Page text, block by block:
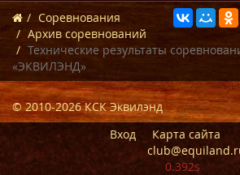
Cоревнования
Архив соревнований
Технические результаты
«ЭКВИЛЭНД»
© 2010-2026 КСК Эквилэнд
Вход
Карта сайта
0.392s